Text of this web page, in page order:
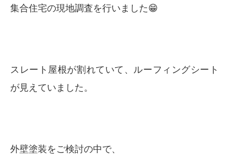
集合住宅の現地調査を行いました😁
スレート屋根が割れていて、ルーフィングシート
が見えていました。
外壁塗装をご検討の中で、